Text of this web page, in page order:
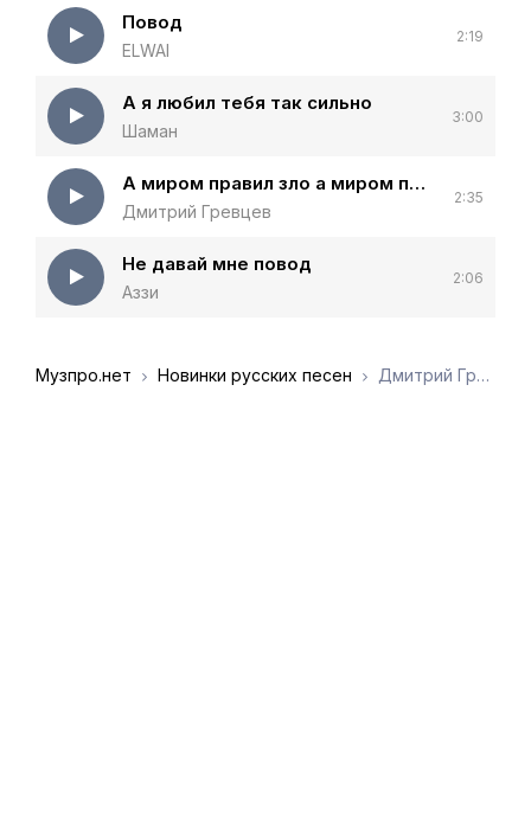
Повод
ELWAI
2:19
А я любил тебя так сильно
Шаман
3:00
А миром правил зло а миром правит ночь
Дмитрий Гревцев
2:35
Не давай мне повод
Аззи
2:06
Музпро.нет Новинки русских песен Дмитрий Гревцев - Ты нашла расстаться повод